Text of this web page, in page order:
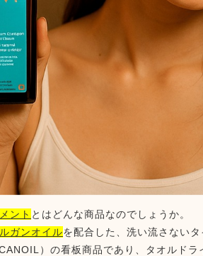
ント とはどんな商品なのでしょうか。
ガンオイルを配合した、洗い流さない
）の看板商品であり、タオルド